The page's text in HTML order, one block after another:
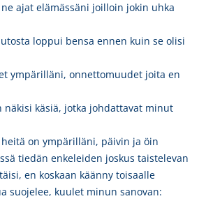
ajat elämässäni joilloin jokin uhka
loppui bensa ennen kuin se olisi
ympärilläni, onnettomuudet joita en
näkisi käsiä, jotka johdattavat minut
on ympärilläni, päivin ja öin
tiedän enkeleiden joskus taistelevan
en koskaan käänny toisaalle
suojelee, kuulet minun sanovan: